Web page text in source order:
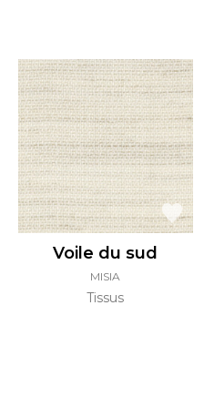
Voile du sud
MISIA
Tissus